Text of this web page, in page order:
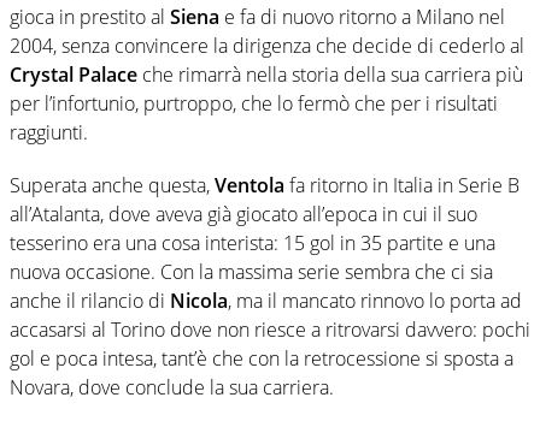
gioca in prestito al Siena e fa di nuovo ritorno a Milano nel
2004, senza convincere la dirigenza che decide di cederlo al
Crystal Palace che rimarrà nella storia della sua carriera più
per l’infortunio, purtroppo, che lo fermò che per i risultati
raggiunti.
Superata anche questa,Ventola fa ritorno in Italia in Serie B
all’Atalanta, dove aveva già giocato all’epoca in cui il suo
tesserino era una cosa interista: 15 gol in 35 partite e una
nuova occasione. Con la massima serie sembra che ci sia
anche il rilancio di Nicola, ma il mancato rinnovo lo porta ad
accasarsi al Torino dove non riesce a ritrovarsi davvero: pochi
gol e poca intesa, tant’è che con la retrocessione si sposta a
Novara, dove conclude la sua carriera.